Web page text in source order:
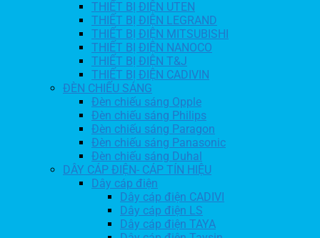
THIẾT BỊ ĐIỆN UTEN
THIẾT BỊ ĐIỆN LEGRAND
THIẾT BỊ ĐIỆN MITSUBISHI
THIẾT BỊ ĐIỆN NANOCO
THIẾT BỊ ĐIỆN T&J
THIẾT BỊ ĐIỆN CADIVIN
ĐÈN CHIẾU SÁNG
Đèn chiếu sáng Opple
Đèn chiếu sáng Philips
Đèn chiếu sáng Paragon
Đèn chiếu sáng Panasonic
Đèn chiếu sáng Duhal
DÂY CÁP ĐIỆN- CÁP TÍN HIỆU
Dây cáp điện
Dây cáp điện CADIVI
Dây cáp điện LS
Dây cáp điện TAYA